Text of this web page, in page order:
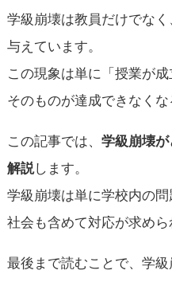
学級崩壊は教員だけでな
与えています。
この現象は単に「授業が
そのものが達成できなくな
この記事では、学級崩壊
解説 します。
学級崩壊は単に学校内の
社会も含めて対応が求めら
最後まで読むことで、学